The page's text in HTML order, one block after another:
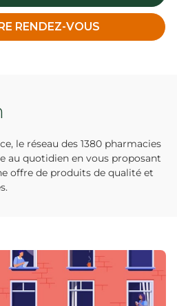
RENDEZ-VOUS
le réseau des 1380 pharmacies
au quotidien en vous proposant
offre de produits de qualité et